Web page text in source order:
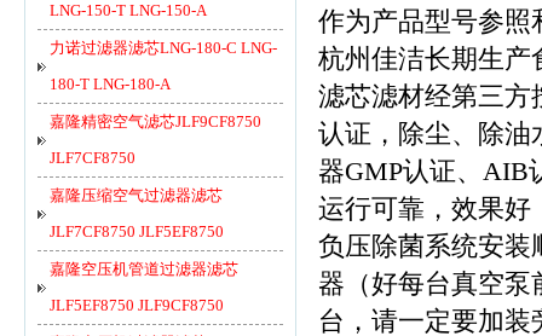
LNG-150-T LNG-150-A
力诺过滤器滤芯LNG-180-C LNG-
180-T LNG-180-A
嘉隆精密空气滤芯JLF9CF8750
JLF7CF8750
嘉隆压缩空气过滤器滤芯
JLF7CF8750 JLF5EF8750
嘉隆空压机管道过滤器滤芯
JLF5EF8750 JLF9CF8750
作为产品型号参照
杭州佳洁长期生产
滤芯滤材经第三方
认证，除尘、除油
器GMP认证、AIB
运行可靠，效果好
负压除菌系统安
器（好每台真空泵
台，请一定要加